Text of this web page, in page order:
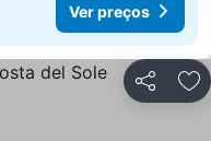
Ver preços
Partilhar